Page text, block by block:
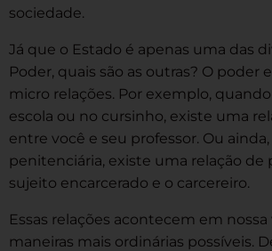
sociedade.
Já que o Estado é apenas uma das
Poder, quais são as outras? O poder
micro relações. Por exemplo,
escola ou no cursinho, existe uma
entre você e seu professor. Ou
penitenciária, existe uma relação de
sujeito encarcerado e o carcereiro.
Essas relações acontecem em nossa
maneiras mais ordinárias possíveis.